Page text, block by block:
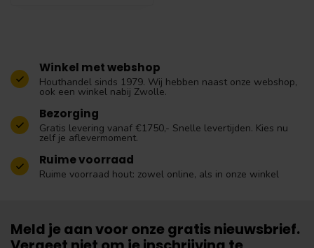
Winkel met webshop
Houthandel sinds 1979. Wij hebben naast onze webshop,
ook een winkel nabij Zwolle.
Bezorging
Gratis levering vanaf €1750,- Snelle levertijden. Kies nu
zelf je aflevermoment.
Ruime voorraad
Ruime voorraad hout: zowel online, als in onze winkel
Meld je aan voor onze gratis nieuwsbrief.